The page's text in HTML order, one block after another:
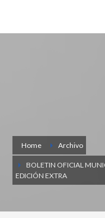
Home Archivo
BOLETIN OFICIAL
EDICIÓN EXTRA